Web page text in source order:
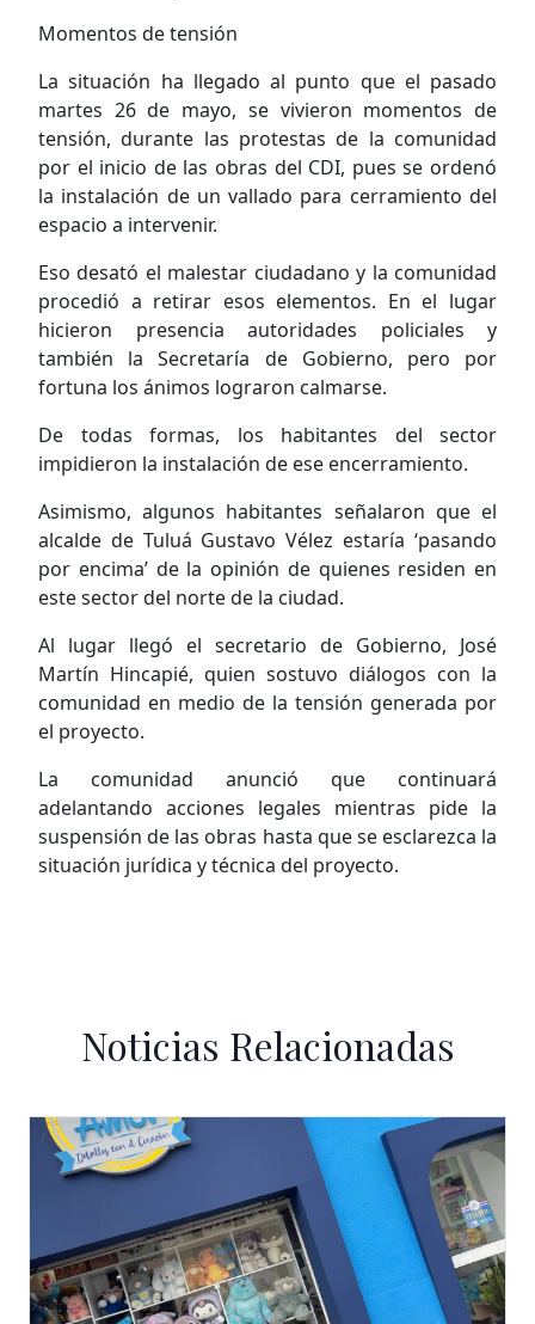
Momentos de tensión
La situación ha llegado al punto que el pasado
martes 26 de mayo, se vivieron momentos de
tensión, durante las protestas de la comunidad
por el inicio de las obras del CDI, pues se ordenó
la instalación de un vallado para cerramiento del
espacio a intervenir.
Eso desató el malestar ciudadano y la comunidad
procedió a retirar esos elementos. En el lugar
hicieron presencia autoridades policiales y
también la Secretaría de Gobierno, pero por
fortuna los ánimos lograron calmarse.
De todas formas, los habitantes del sector
impidieron la instalación de ese encerramiento.
Asimismo, algunos habitantes señalaron que el
alcalde de Tuluá Gustavo Vélez estaría ‘pasando
por encima’ de la opinión de quienes residen en
este sector del norte de la ciudad.
Al lugar llegó el secretario de Gobierno, José
Martín Hincapié, quien sostuvo diálogos con la
comunidad en medio de la tensión generada por
el proyecto.
La comunidad anunció que continuará
adelantando acciones legales mientras pide la
suspensión de las obras hasta que se esclarezca la
situación jurídica y técnica del proyecto.
Noticias Relacionadas